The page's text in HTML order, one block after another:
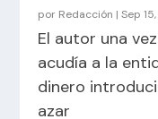
por Redacción |Sep
El autor una
acudía a la
dinero
azar